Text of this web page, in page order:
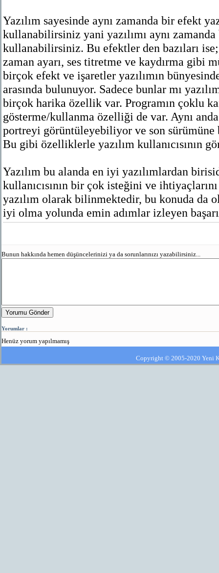
Yazılım sayesinde aynı zamanda bir efekt
kullanabilirsiniz yani yazılımı aynı
kullanabilirsiniz. Bu efektler den bazıları
zaman ayarı, ses titretme ve kaydırma gibi
birçok efekt ve işaretler yazılımın
arasında bulunuyor. Sadece bunlar mı
birçok harika özellik var. Programın çoklu
gösterme/kullanma özelliği de var. Aynı
portreyi görüntüleyebiliyor ve son sürümüne
Bu gibi özelliklerle yazılım kullanıcısının
Yazılım bu alanda en iyi yazılımlardan
kullanıcısının bir çok isteğini ve
yazılım olarak bilinmektedir, bu konuda da
iyi olma yolunda emin adımlar izleyen
Bunun hakkında hemen düşüncelerinizi ya da sorunlarınızı yazabilirsiniz...
Yorumu Gönder
Yorumlar :
Henüz yorum yapılmamış
Copyright © 2005-2020 Yeni